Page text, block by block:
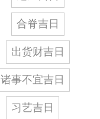
合脊吉日
出货财吉日
诸事不宜吉日
习艺吉日